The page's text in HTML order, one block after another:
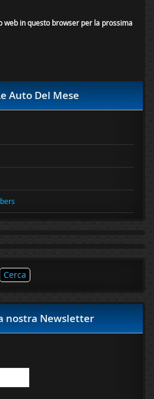
web in questo browser per la prossima
Auto Del Mese
nostra Newsletter